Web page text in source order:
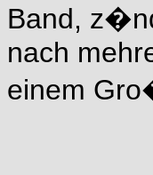
Band,
nach
einem